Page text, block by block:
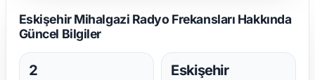
Eskişehir Mihalgazi Radyo Frekansları Hakkında
Güncel Bilgiler
2 Eskişehir